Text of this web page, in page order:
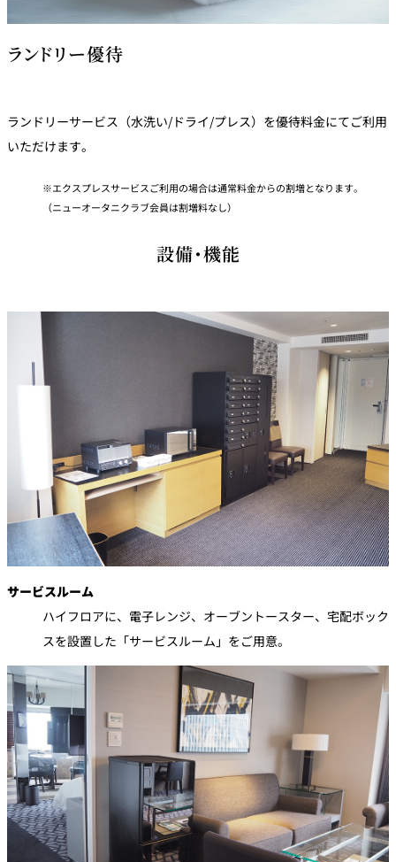
ランドリー優待
ランドリーサービス（水洗い/ドライ/プレス）を優待料金にてご利用
いただけます。
エクスプレスサービスご利用の場合は通常料金からの割増となります。
（ニューオータニクラブ会員は割増料なし）
設備・機能
サービスルーム
ハイフロアに、電子レンジ、オーブントースター、宅配ボック
スを設置した「サービスルーム」をご用意。